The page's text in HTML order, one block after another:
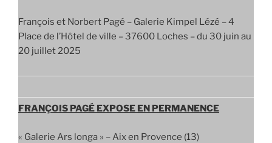
François et Norbert Pagé – Galerie Kimpel Lézé – 4
Place de l’Hôtel de ville – 37600 Loches – du 30 juin au
20 juillet 2025
FRANÇOIS PAGÉ EXPOSE EN PERMANENCE
« Galerie Ars longa » – Aix en Provence (13)